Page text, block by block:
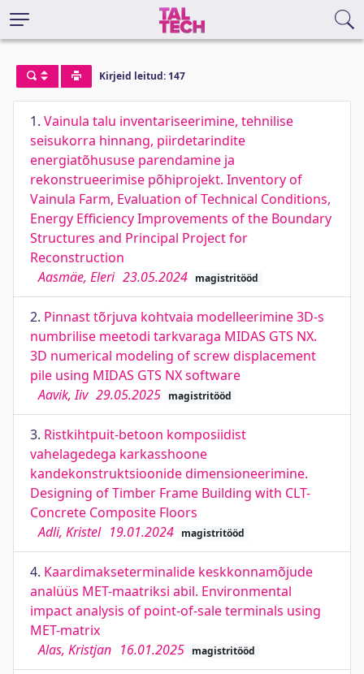
Kirjeid leitud: 147
1. Vainula talu inventariseerimine, tehnilise
seisukorra hinnang, piirdetarindite
energiatõhususe parendamine ja
rekonstrueerimise põhiprojekt. Inventory of
Vainula Farm, Evaluation of Technical Conditions,
Energy Efficiency Improvements of the Boundary
Structures and Principal Project for
Reconstruction
Aasmäe, Eleri 23.05.2024 magistritööd
2. Pinnast tõrjuva kohtvaia modelleerimine 3D-s
numbrilise meetodi tarkvaraga MIDAS GTS NX.
3D numerical modeling of screw displacement
pile using MIDAS GTS NX software
Aavik, Iiv 29.05.2025 magistritööd
3. Ristkihtpuit-betoon komposiidist
vahelagedega karkasshoone
kandekonstruktsioonide dimensioneerimine.
Designing of Timber Frame Building with CLT-
Concrete Composite Floors
Adli, Kristel 19.01.2024 magistritööd
4. Kaardimakseterminalide keskkonnamõjude
analüüs MET-maatriksi abil. Environmental
impact analysis of point-of-sale terminals using
MET-matrix
Alas, Kristjan 16.01.2025 magistritööd